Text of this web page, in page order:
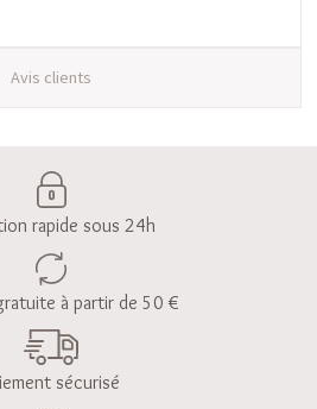
Avis clients
rapide sous 24h
à partir de 50 €
sécurisé